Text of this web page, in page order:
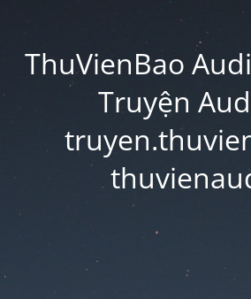
ThuVienBao
Truyện